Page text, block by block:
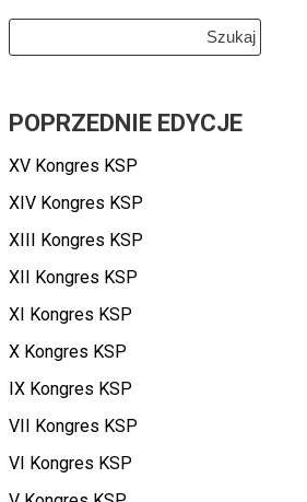
POPRZEDNIE EDYCJE
XV Kongres KSP
XIV Kongres KSP
XIII Kongres KSP
XII Kongres KSP
XI Kongres KSP
X Kongres KSP
IX Kongres KSP
VII Kongres KSP
VI Kongres KSP